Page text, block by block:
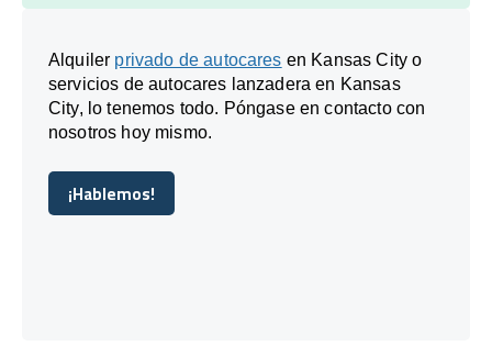
Alquiler privado de autocares en Kansas City o
servicios de autocares lanzadera en Kansas
City, lo tenemos todo. Póngase en contacto con
nosotros hoy mismo.
¡Hablemos!
¡Hablemos!